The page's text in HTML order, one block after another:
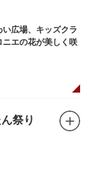
広場、キッズクラ
エの花が美しく咲
祭り